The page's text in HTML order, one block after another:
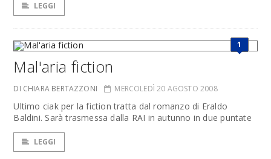
LEGGI
1
Mal'aria fiction
DI CHIARA BERTAZZONI MERCOLEDÌ 20 AGOSTO 2008
Ultimo ciak per la fiction tratta dal romanzo di Eraldo
Baldini. Sarà trasmessa dalla RAI in autunno in due puntate
LEGGI